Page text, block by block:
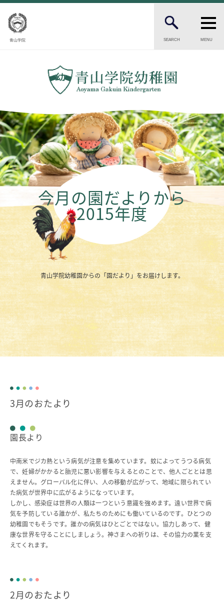
青山学院 SEARCH MENU
在園生・卒園生の保護者の方へ
CANDIDATES
INTRODUCTION
幼稚園の紹介
園長ごあいさつ
保育の理念・目標
幼稚園の歴史
園児数・教職員数
一貫校の流れ
EDUCATION
保育の特色・紹介
キリスト教保育
遊びを中心とした保育
保護者と園
初等部との連携
国際交流
SCHOOL LIFE
一日の流れ
施設・設備紹介
ADMISSION
入園テストについて
入園説明会
よくあるご質問
入園料・保育料等一覧
INFORMATION
総合案内
今月の園だよりから
お問い合わせ
今月の園だよりから
2015年度
青山学院幼稚園からの「園だより」をお届けします。
3月のおたより
園長より
中南米でジカ熱という病気が注意を集めています。蚊によってうつる病気
で、妊婦がかかると胎児に悪い影響を与えるとのことで、他人ごととは思
えません。グローバル化に伴い、人の移動が広がって、地域に限られてい
た病気が世界中に広がるようになっています。
しかし、感染症は世界の人類は一つという意識を強めます。遠い世界で病
気を予防している誰かが、私たちのためにも働いているのです。ひとつの
幼稚園でもそうです。誰かの病気はひとごとではない。協力しあって、健
康な世界を守ることにしましょう。神さまへの祈りは、その協力の業を支
えてくれます。
2月のおたより